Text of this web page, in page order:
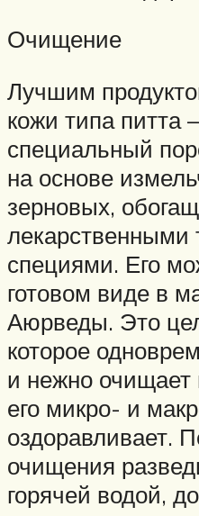
Очищение
Лучшим
кожи типа питта
специальный
на основе
зерновых,
лекарственными
специями. Его
готовом виде в
Аюрведы. Это
которое
и нежно очищает
его микро- и
оздоравливает.
очищения
горячей водой,